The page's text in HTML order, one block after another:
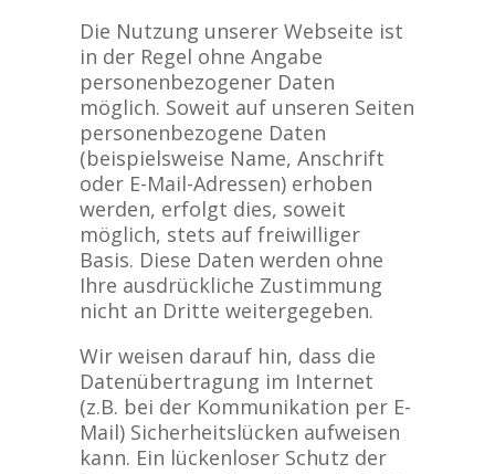
Die Nutzung unserer Webseite ist
in der Regel ohne Angabe
personenbezogener Daten
möglich. Soweit auf unseren Seiten
personenbezogene Daten
(beispielsweise Name, Anschrift
oder E-Mail-Adressen) erhoben
werden, erfolgt dies, soweit
möglich, stets auf freiwilliger
Basis. Diese Daten werden ohne
Ihre ausdrückliche Zustimmung
nicht an Dritte weitergegeben.
Wir weisen darauf hin, dass die
Datenübertragung im Internet
(z.B. bei der Kommunikation per E-
Mail) Sicherheitslücken aufweisen
kann. Ein lückenloser Schutz der